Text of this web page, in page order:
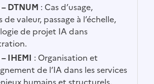
DTNUM : Cas d’usage,
de valeur, passage à l’échelle,
de projet IA dans
IHEMI : Organisation et
de l’IA dans les services